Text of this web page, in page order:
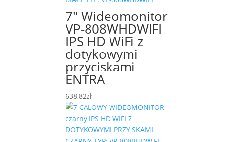
7″ Wideomonitor
VP-808WHDWIFI
IPS HD WiFi z
dotykowymi
przyciskami
ENTRA
638,82zł